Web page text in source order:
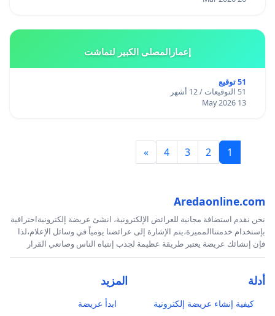
إعمارالمصلى الكبير لتماشت
51 توقيع
51 التوقيعات / 12 أشهر
13 May 2026
1
2
3
4
»
Aredaonline.com
نحن نقدم استضافة مجانية للعرائض الإلكترونية، انشئ عريضة إلكترونيةاحترافية
بإستخدام خدمتناالمميزة،يتم الإشارة إلى عرائضنا يومياً في وسائل الإعلام،لذا
فإن إنشائك عريضة يعتبر طريقة عظيمة لجذب إنتباه الناس وصانعي القرار
أدلة
كيفية إنشاء عريضة إلكترونية
المزيد
ابدأ عريضة